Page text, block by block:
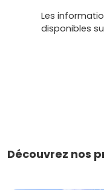
Les
disponibles
Découvrez nos